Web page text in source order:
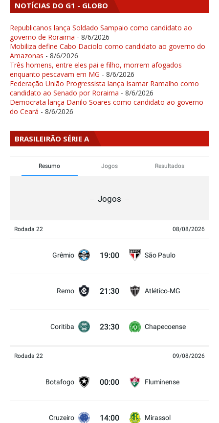
NOTÍCIAS DO G1 - GLOBO
Republicanos lança Soldado Sampaio como candidato ao
governo de Roraima - 8/6/2026
Mobiliza define Cabo Daciolo como candidato ao governo do
Amazonas - 8/6/2026
Três homens, entre eles pai e filho, morrem afogados
enquanto pescavam em MG - 8/6/2026
Federação União Progressista lança Isamar Ramalho como
candidato ao Senado por Roraima - 8/6/2026
Democrata lança Danilo Soares como candidato ao governo
do Ceará - 8/6/2026
BRASILEIRÃO SÉRIE A
Resumo Jogos Resultados
Jogos
Rodada 22 08/08/2026
Grêmio 19:00 São Paulo
Remo 21:30 Atlético-MG
Coritiba 23:30 Chapecoense
Rodada 22 09/08/2026
Botafogo 00:00 Fluminense
Cruzeiro 14:00 Mirassol